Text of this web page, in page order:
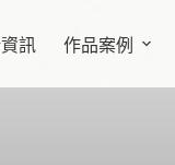
訊 作品案例